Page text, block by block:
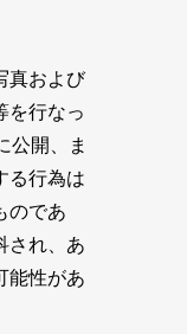
真および
を行なっ
公開、ま
る行為は
のであ
され、あ
能性があ